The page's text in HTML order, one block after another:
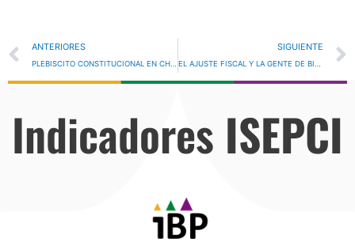
Prev
ANTERIORES SIGUIENTE
Indicadores ISEPCI